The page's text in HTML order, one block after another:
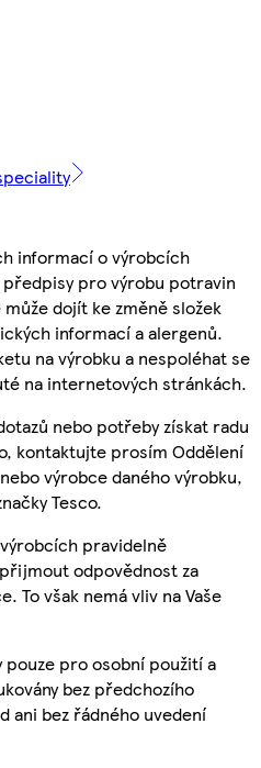
informací o výrobcích
pro výrobu potravin
dojít ke změně složek
informací a alergenů.
na výrobku a nespoléhat se
na internetových stránkách.
nebo potřeby získat radu
kontaktujte prosím Oddělení
výrobce daného výrobku,
Tesco.
pravidelně
odpovědnost za
To však nemá vliv na Vaše
pouze pro osobní použití a
bez předchozího
ani bez řádného uvedení